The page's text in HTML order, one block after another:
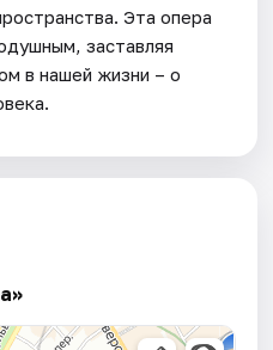
Эта опера
заставляя
в нашей жизни – о